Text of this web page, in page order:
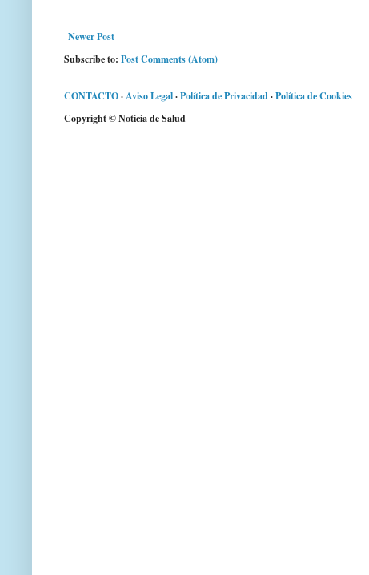
Newer Post
Subscribe to: Post Comments (Atom)
CONTACTO·Aviso Legal·Política de Privacidad·Política de Cookies
Copyright © Noticia de Salud